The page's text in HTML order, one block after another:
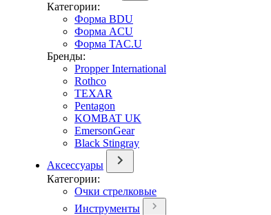
Категории:
Форма BDU
Форма ACU
Форма TAC.U
Бренды:
Propper International
Rothco
TEXAR
Pentagon
KOMBAT UK
EmersonGear
Black Stingray
Аксессуары
Категории:
Очки стрелковые
Инструменты